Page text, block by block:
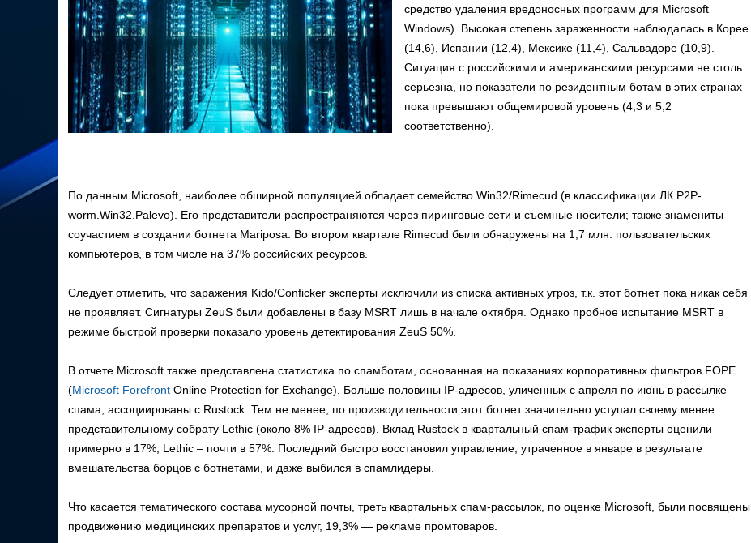
средство удаления вредоносных программ для Microsoft
Windows). Высокая степень зараженности наблюдалась в Корее
(14,6), Испании (12,4), Мексике (11,4), Сальвадоре (10,9).
Ситуация с российскими и американскими ресурсами не столь
серьезна, но показатели по резидентным ботам в этих странах
пока превышают общемировой уровень (4,3 и 5,2
соответственно).
По данным Microsoft, наиболее обширной популяцией обладает семейство Win32/Rimecud (в классификации ЛК P2P-
worm.Win32.Palevo). Его представители распространяются через пиринговые сети и съемные носители; также знамениты
соучастием в создании ботнета Mariposa. Во втором квартале Rimecud были обнаружены на 1,7 млн. пользовательских
компьютеров, в том числе на 37% российских ресурсов.
Следует отметить, что заражения Kido/Conficker эксперты исключили из списка активных угроз, т.к. этот ботнет пока никак себя
не проявляет. Сигнатуры ZeuS были добавлены в базу MSRT лишь в начале октября. Однако пробное испытание MSRT в
режиме быстрой проверки показало уровень детектирования ZeuS 50%.
В отчете Microsoft также представлена статистика по спамботам, основанная на показаниях корпоративных фильтров FOPE
(Microsoft Forefront Online Protection for Exchange). Больше половины IP-адресов, уличенных с апреля по июнь в рассылке
спама, ассоциированы с Rustock. Тем не менее, по производительности этот ботнет значительно уступал своему менее
представительному собрату Lethic (около 8% IP-адресов). Вклад Rustock в квартальный спам-трафик эксперты оценили
примерно в 17%, Lethic – почти в 57%. Последний быстро восстановил управление, утраченное в январе в результате
вмешательства борцов с ботнетами, и даже выбился в спамлидеры.
Что касается тематического состава мусорной почты, треть квартальных спам-рассылок, по оценке Microsoft, были посвящены
продвижению медицинских препаратов и услуг, 19,3% — рекламе промтоваров.